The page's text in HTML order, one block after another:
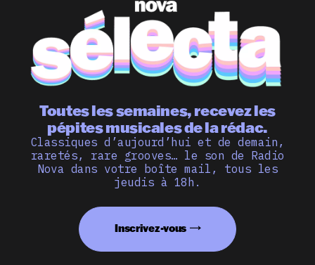
Toutes les semaines, recevez les
pépites musicales de la rédac.
Classiques d’aujourd’hui et de demain,
raretés, rare grooves… le son de Radio
Nova dans votre boîte mail, tous les
jeudis à 18h.
Inscrivez-vous